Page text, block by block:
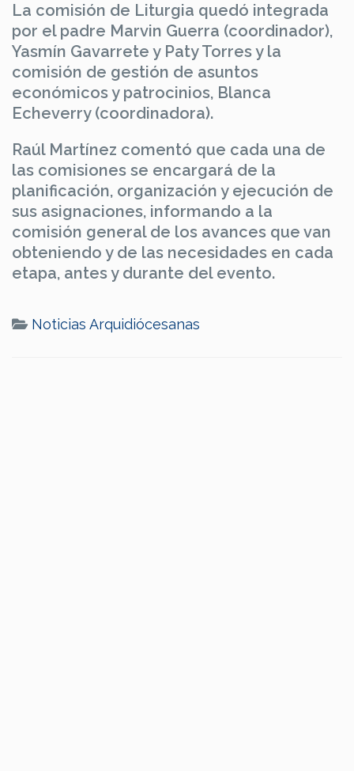
La comisión de Liturgia quedó integrada
por el padre Marvin Guerra (coordinador),
Yasmín Gavarrete y Paty Torres y la
comisión de gestión de asuntos
económicos y patrocinios, Blanca
Echeverry (coordinadora).
Raúl Martínez comentó que cada una de
las comisiones se encargará de la
planificación, organización y ejecución de
sus asignaciones, informando a la
comisión general de los avances que van
obteniendo y de las necesidades en cada
etapa, antes y durante del evento.
Noticias Arquidiócesanas